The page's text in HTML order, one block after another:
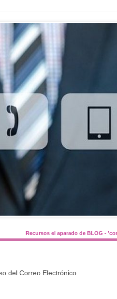
Recursos el aparado de BLOG -
del Correo Electrónico.